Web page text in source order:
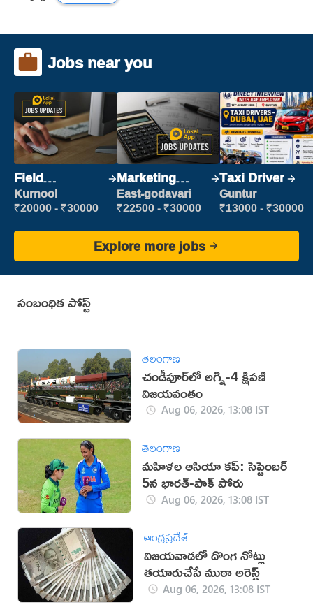
Jobs near you
Field
Marketing
Executive
Kurnool
₹20000 - ₹30000
Marketing
Executive
East-godavari
₹22500 - ₹30000
Taxi Driver
Guntur
₹13000 - ₹30000
Explore more jobs
సంబంధిత పోస్ట్
తెలంగాణ
చండీపూర్‌లో అగ్ని-4 క్షిపణి
విజయవంతం
Aug 06, 2026, 13:08 IST
తెలంగాణ
మహిళల ఆసియా కప్‌: సెప్టెంబర్
5న భారత్-పాక్ పోరు
Aug 06, 2026, 13:08 IST
ఆంధ్రప్రదేశ్
విజయవాడలో దొంగ నోట్లు
తయారుచేసే ముఠా అరెస్ట్
Aug 06, 2026, 13:08 IST